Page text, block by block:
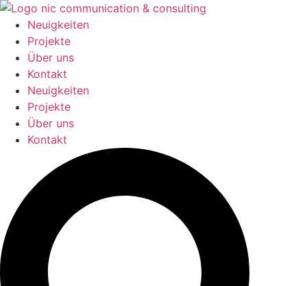
Zum
Inhalt
springen
Neuigkeiten
Projekte
Über uns
Kontakt
Neuigkeiten
Projekte
Über uns
Kontakt